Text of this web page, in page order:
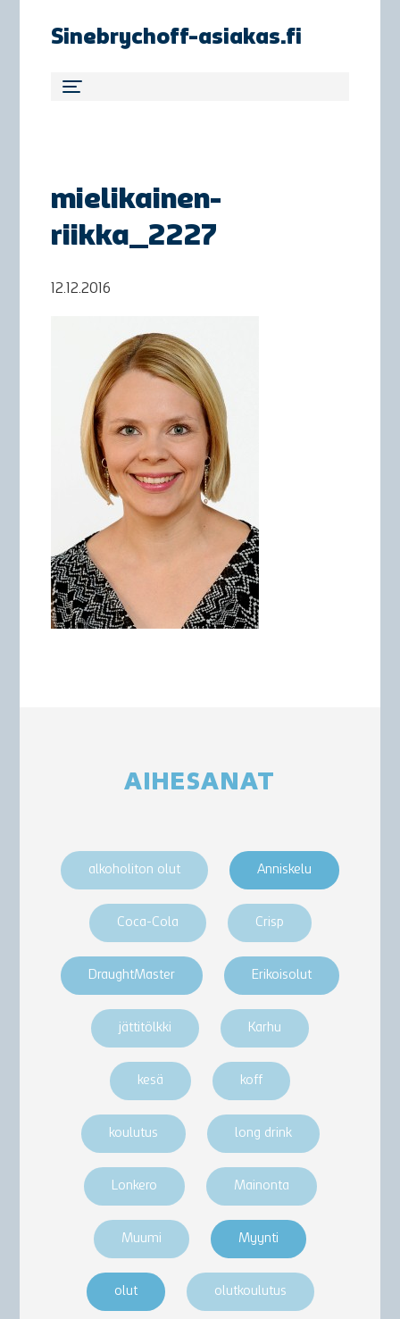
Sinebrychoff-asiakas.fi
mielikainen-
riikka_2227
12.12.2016
AIHESANAT
alkoholiton olut Anniskelu
Coca-Cola Crisp
DraughtMaster Erikoisolut
jättitölkki Karhu
kesä koff
koulutus long drink
Lonkero Mainonta
Muumi Myynti
olut olutkoulutus